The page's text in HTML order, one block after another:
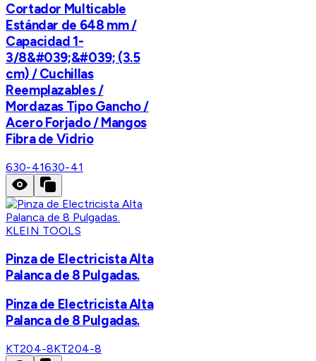
Cortador Multicable
Estándar de 648 mm /
Capacidad 1-
3/8&#039;&#039; (3.5
cm) / Cuchillas
Reemplazables /
Mordazas Tipo Gancho /
Acero Forjado / Mangos
Fibra de Vidrio
630-41630-41
KLEIN TOOLS
Pinza de Electricista Alta
Palanca de 8 Pulgadas.
Pinza de Electricista Alta
Palanca de 8 Pulgadas.
KT204-8KT204-8